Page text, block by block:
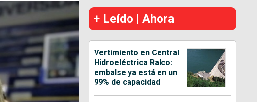
+ Leído | Ahora
Vertimiento en Central
Hidroeléctrica Ralco:
embalse ya está en un
99% de capacidad